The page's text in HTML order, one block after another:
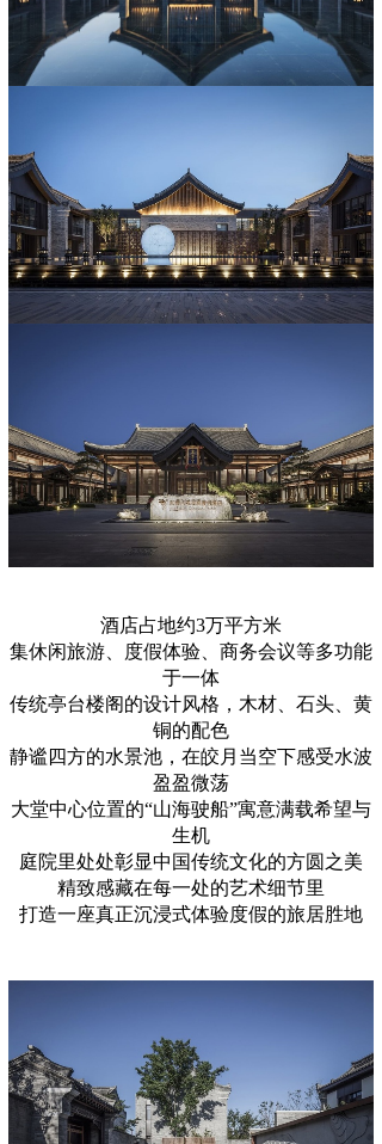
酒店占地约3万平方米
集休闲旅游、度假体验、商务会议等多功能
于一体
传统亭台楼阁的设计风格，木材、石头、黄
铜的配色
静谧四方的水景池，在皎月当空下感受水波
盈盈微荡
大堂中心位置的“山海驶船”寓意满载希望与
生机
庭院里处处彰显中国传统文化的方圆之美
精致感藏在每一处的艺术细节里
打造一座真正沉浸式体验度假的旅居胜地